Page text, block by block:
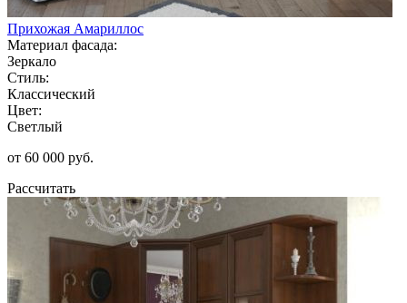
Прихожая Амариллос
Материал фасада:
Зеркало
Стиль:
Классический
Цвет:
Светлый
от 60 000 руб.
Рассчитать